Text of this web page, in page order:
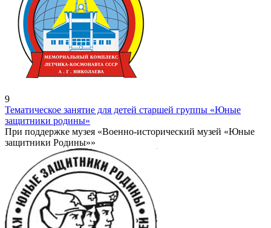
9
Тематическое занятие для детей старшей группы «Юные
защитники родины»
При поддержке музея «Военно-исторический музей «Юные
защитники Родины»»